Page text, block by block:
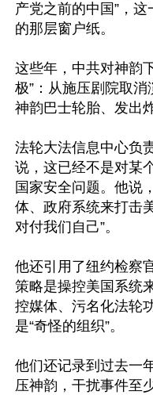
产党之前的中国”，
的那层窗户纸。
这些年，中共对神韵
极”：从施压剧院取
神韵巴士轮胎、发
法轮大法信息中心负
说，这已经不是对某
国家安全问题。他说
体、政府系统来打击
对付我们自己”。
他还引用了纽约检察
策略是操控美国系统
控媒体、污名化法轮
是“奇怪的组织”。
他们还记录到过去一
压神韵，干扰事件至